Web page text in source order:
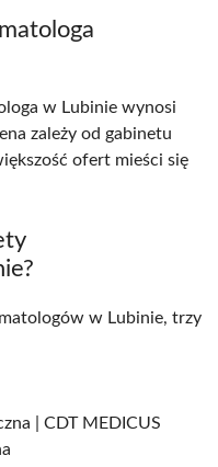
w Lubinie wynosi
zależy od gabinetu
ofert mieści się
w Lubinie, trzy
| CDT MEDICUS